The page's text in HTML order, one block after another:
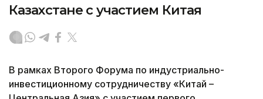
Казахстане с участием Китая
В рамках Второго Форума по индустриально-
инвестиционному сотрудничеству «Китай –